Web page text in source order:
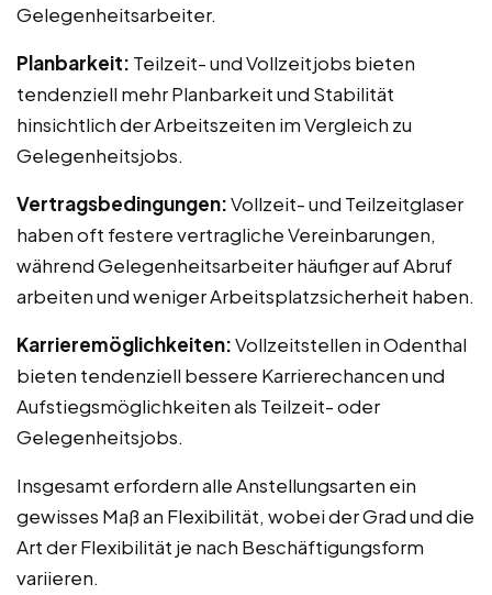
Gelegenheitsarbeiter.
Planbarkeit: Teilzeit- und Vollzeitjobs bieten
tendenziell mehr Planbarkeit und Stabilität
hinsichtlich der Arbeitszeiten im Vergleich zu
Gelegenheitsjobs.
Vertragsbedingungen:Vollzeit- und Teilzeitglaser
haben oft festere vertragliche Vereinbarungen,
während Gelegenheitsarbeiter häufiger auf Abruf
arbeiten und weniger Arbeitsplatzsicherheit haben.
Karrieremöglichkeiten:Vollzeitstellen in Odenthal
bieten tendenziell bessere Karrierechancen und
Aufstiegsmöglichkeiten als Teilzeit- oder
Gelegenheitsjobs.
Insgesamt erfordern alle Anstellungsarten ein
gewisses Maß an Flexibilität, wobei der Grad und die
Art der Flexibilität je nach Beschäftigungsform
variieren.